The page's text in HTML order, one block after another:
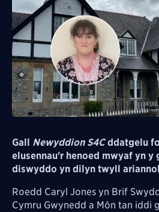
Gall Newyddion S4Cddatgelu
elusennau'r henoed mwyaf yn y
diswyddo yn dilyn twyll
Roedd Caryl Jones yn Brif
Cymru Gwynedd a Môn tan iddi